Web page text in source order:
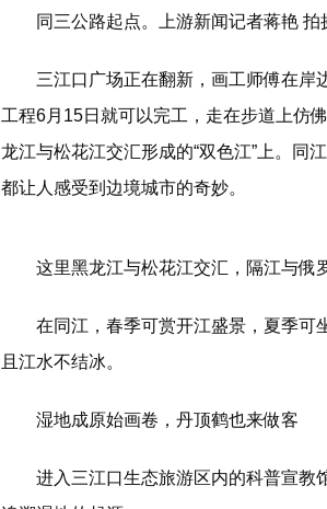
同三公路起点。上游新闻记者蒋艳 拍
三江口广场正在翻新，画工师傅在岸
工程6月15日就可以完工，走在步道上仿
龙江与松花江交汇形成的“双色江”上。同
都让人感受到边境城市的奇妙。
这里黑龙江与松花江交汇，隔江与俄
在同江，春季可赏开江盛景，夏季可
且江水不结冰。
湿地成原始画卷，丹顶鹤也来做客
进入三江口生态旅游区内的科普宣教